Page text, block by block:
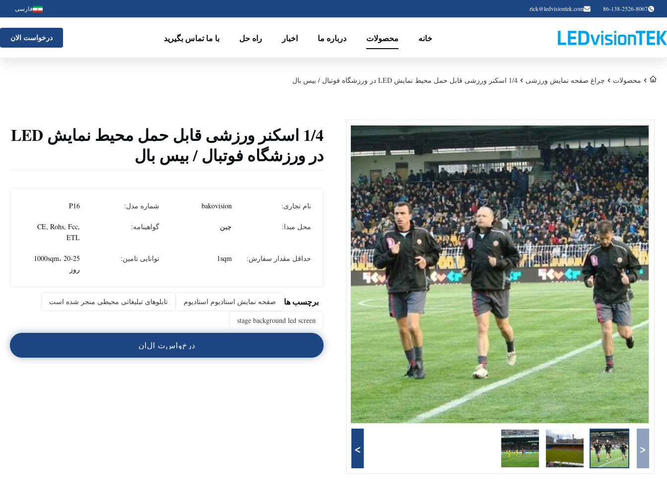
86-138-2526-8067
rick@ledvisiontek.com فارسی
خانه محصولات درباره ما اخبار راه حل با ما تماس بگیرید درخواست الان
محصولات چراغ صفحه نمایش ورزشی 1/4 اسکنر ورزشی قابل حمل محیط نمایش LED در ورزشگاه فوتبال / بیس بال
<
>
1/4 اسکنر ورزشی قابل حمل محیط نمایش LED
در ورزشگاه فوتبال / بیس بال
نام تجاری: bakovision شماره مدل: P16
محل مبدا: چين گواهینامه:
CE, Rohs, Fcc,
ETL
حداقل مقدار سفارش: 1sqm توانایی تامین:
1000sqm، 20-25
روز
برچسب ها صفحه نمایش استادیوم استادیوم
تابلوهای تبلیغاتی محیطی منجر شده است
stage background led screen
در خواست الان